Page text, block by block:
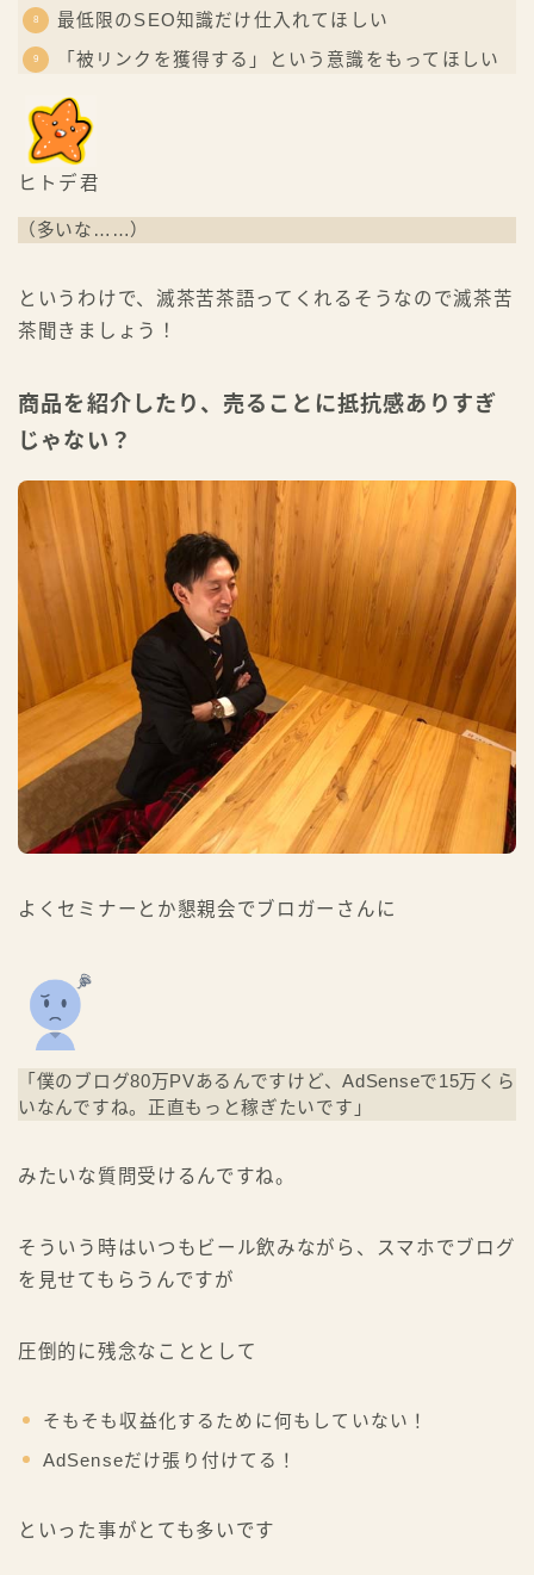
最低限のSEO知識だけ仕入れてほしい
「被リンクを獲得する」という意識をもってほしい
ヒトデ君
（多いな……）
というわけで、滅茶苦茶語ってくれるそうなので滅茶苦
茶聞きましょう！
商品を紹介したり、売ることに抵抗感ありすぎ
じゃない？
よくセミナーとか懇親会でブロガーさんに
「僕のブログ80万PVあるんですけど、AdSenseで15万くら
いなんですね。正直もっと稼ぎたいです」
みたいな質問受けるんですね。
そういう時はいつもビール飲みながら、スマホでブログ
を見せてもらうんですが
圧倒的に残念なこととして
そもそも収益化するために何もしていない！
AdSenseだけ張り付けてる！
といった事がとても多いです